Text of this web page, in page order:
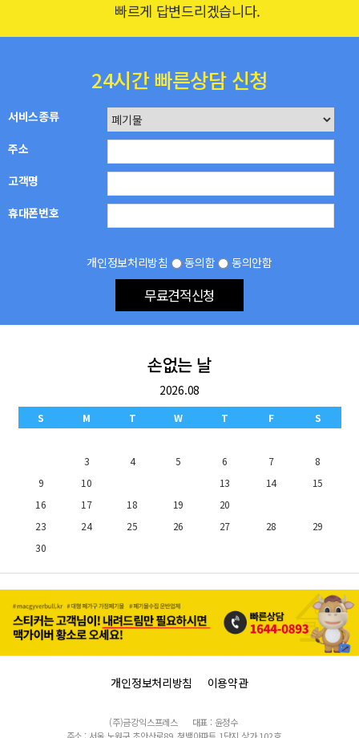
빠르게 답변드리겠습니다.
24시간 빠른상담 신청
서비스종류
주소
고객명
휴대폰번호
개인정보처리방침 동의함 동의안함
무료견적신청
손없는 날
2026.08
S M T W T F
S
3 4 5 6 7
8
9
10 13 14
15
16
17 18 19 20
23
24 25 26 27 28
29
30
개인정보처리방침 이용약관
(주)금강익스프레스
대표 : 윤정수